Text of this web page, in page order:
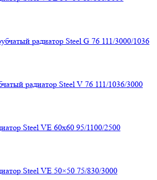
радиатор Steel G 76 111/3000/1036
радиатор Steel V 76 111/1036/3000
Steel VE 60х60 95/1100/2500
Steel VE 50×50 75/830/3000